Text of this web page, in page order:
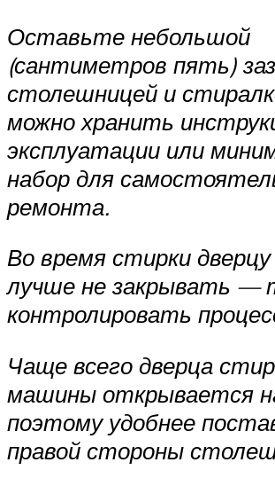
Оставьте небольшой
(сантиметров пять)
столешницей и
можно хранить
эксплуатации или
набор для
ремонта.
Во время стирки
лучше не закрывать —
контролировать
Чаще всего дверца
машины открывается
поэтому удобнее
правой стороны